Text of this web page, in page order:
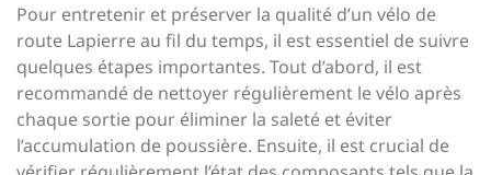
Pour entretenir et préserver la qualité d’un vélo de
route Lapierre au fil du temps, il est essentiel de suivre
quelques étapes importantes. Tout d’abord, il est
recommandé de nettoyer régulièrement le vélo après
chaque sortie pour éliminer la saleté et éviter
l’accumulation de poussière. Ensuite, il est crucial de